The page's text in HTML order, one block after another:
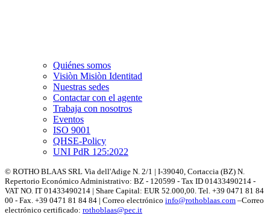
Quiénes somos
Visiòn Misiòn Identitad
Nuestras sedes
Contactar con el agente
Trabaja con nosotros
Eventos
ISO 9001
QHSE-Policy
UNI PdR 125:2022
© ROTHO BLAAS SRL Via dell'Adige N. 2/1 | I-39040, Cortaccia (BZ) N.
Repertorio Económico Administrativo: BZ - 120599 - Tax ID 01433490214 -
VAT NO. IT 01433490214 | Share Capital: EUR 52.000,00. Tel. +39 0471 81 84
00 - Fax. +39 0471 81 84 84 | Correo electrónico info@rothoblaas.com –Correo
electrónico certificado: rothoblaas@pec.it